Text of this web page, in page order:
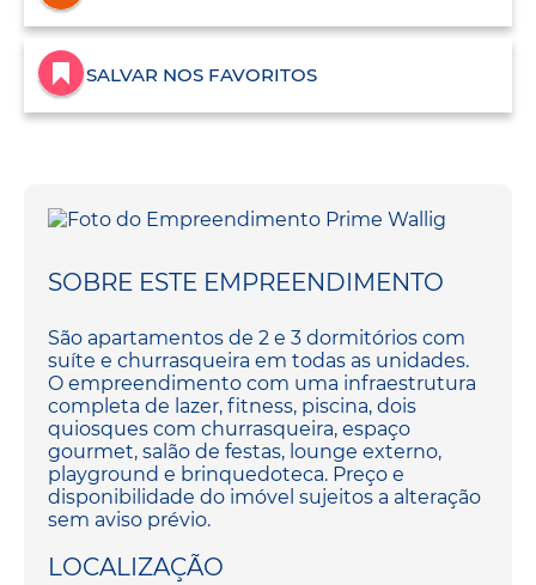
SALVAR NOS FAVORITOS
SOBRE ESTE EMPREENDIMENTO
São apartamentos de 2 e 3 dormitórios com
suíte e churrasqueira em todas as unidades.
O empreendimento com uma infraestrutura
completa de lazer, fitness, piscina, dois
quiosques com churrasqueira, espaço
gourmet, salão de festas, lounge externo,
playground e brinquedoteca. Preço e
disponibilidade do imóvel sujeitos a alteração
sem aviso prévio.
LOCALIZAÇÃO